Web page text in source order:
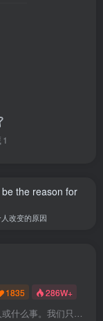
1
the reason for
改变的原因
1835 286W+
有时候，我们并不是在等什么人或什么事。我们只是在静待岁月改变自己